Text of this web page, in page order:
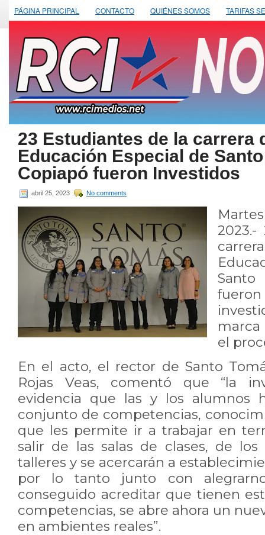
PÁGINA PRINCIPAL CONTACTO QUIÉNES SOMOS TARIFAS
23 Estudiantes de la carrera
Educación Especial de
Copiapó fueron Investidos
abril 25, 2023 No comments
2023.-
marca
el
En el acto, el rector de Santo
Rojas Veas, comentó que “la
evidencia que las y los alumnos
conjunto de competencias,
que les permite ir a trabajar en
salir de las salas de clases, de los
talleres y se acercarán a
por lo tanto junto con
conseguido acreditar que tienen
competencias, se abre ahora un
en ambientes reales”.